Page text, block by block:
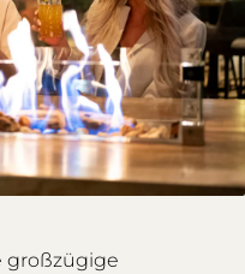
großzügige